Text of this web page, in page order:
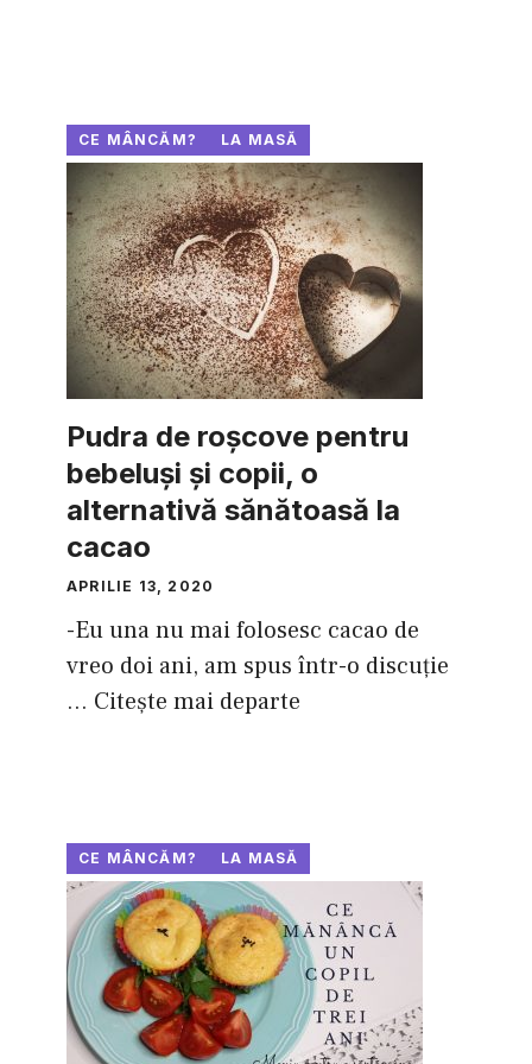
CE MÂNCĂM? LA MASĂ
Pudra de roşcove pentru
bebeluşi şi copii, o
alternativă sănătoasă la
cacao
APRILIE 13, 2020
-Eu una nu mai folosesc cacao de
vreo doi ani, am spus într-o discuţie
... Citește mai departe
CE MÂNCĂM? LA MASĂ